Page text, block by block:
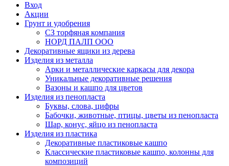
Вход
Акции
Грунт и удобрения
СЗ торфяная компания
НОРД ПАЛП ООО
Декоративные ящики из дерева
Изделия из металла
Арки и металлические каркасы для декора
Уникальные декоративные решения
Вазоны и кашпо для цветов
Изделия из пенопласта
Буквы, слова, цифры
Бабочки, животные, птицы, цветы из пенопласта
Шар, конус, яйцо из пенопласта
Изделия из пластика
Декоративные пластиковые кашпо
Классические пластиковые кашпо, колонны для
композиций